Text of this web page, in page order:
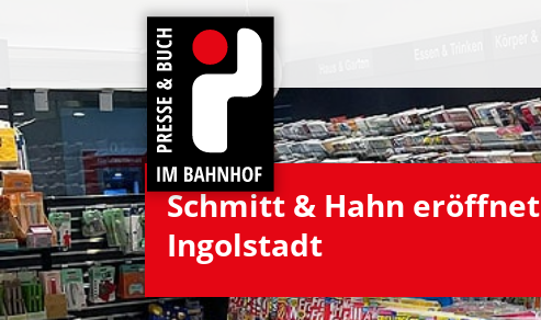
Schmitt & Hahn
Ingolstadt